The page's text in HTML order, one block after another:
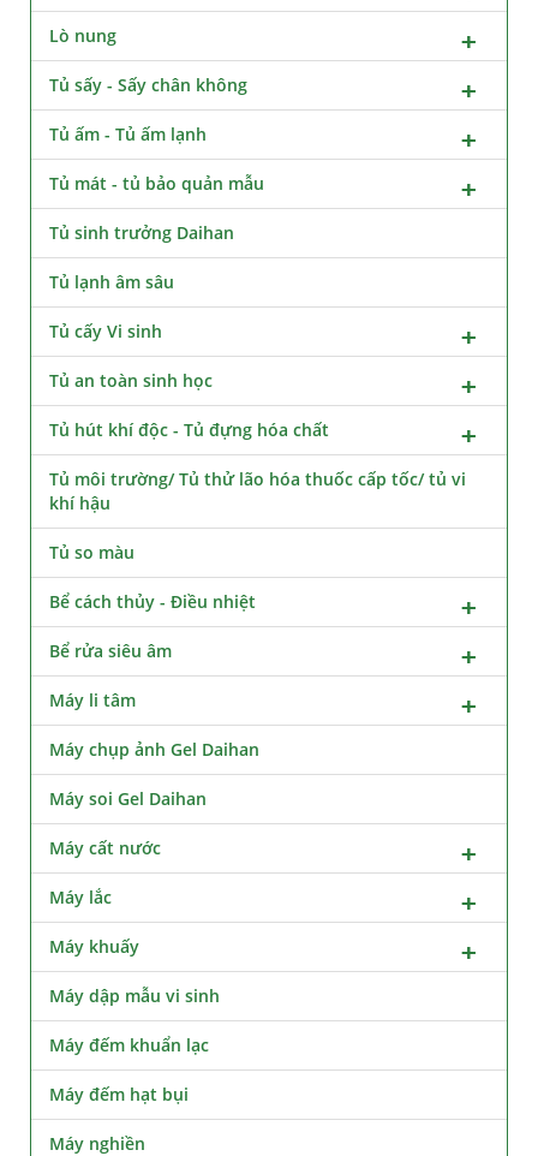
Lò nung
Tủ sấy - Sấy chân không
Tủ ấm - Tủ ấm lạnh
Tủ mát - tủ bảo quản mẫu
Tủ sinh trưởng Daihan
Tủ lạnh âm sâu
Tủ cấy Vi sinh
Tủ an toàn sinh học
Tủ hút khí độc - Tủ đựng hóa chất
Tủ môi trường/ Tủ thử lão hóa thuốc cấp tốc/ tủ vi
khí hậu
Tủ so màu
Bể cách thủy - Điều nhiệt
Bể rửa siêu âm
Máy li tâm
Máy chụp ảnh Gel Daihan
Máy soi Gel Daihan
Máy cất nước
Máy lắc
Máy khuấy
Máy dập mẫu vi sinh
Máy đếm khuẩn lạc
Máy đếm hạt bụi
Máy nghiền